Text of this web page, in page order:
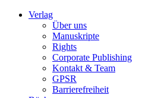
Verlag
Über uns
Manuskripte
Rights
Corporate Publishing
Kontakt & Team
GPSR
Barrierefreiheit